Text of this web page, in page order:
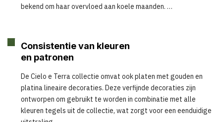
bekend om haar overvloed aan koele maanden.
Consistentie van kleuren
en patronen
De Cielo e Terra collectie omvat ook platen met gouden en
platina lineaire decoraties. Deze verfijnde decoraties zijn
ontworpen om gebruikt te worden in combinatie met alle
kleuren tegels uit de collectie, wat zorgt voor een eenduidige